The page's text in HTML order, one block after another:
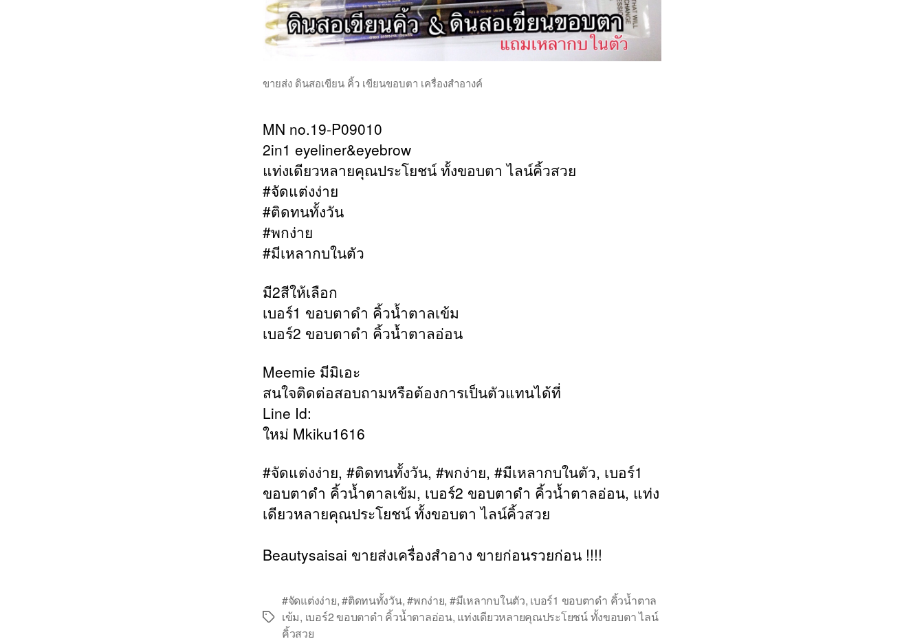
ขายส่ง ดินสอเขียน คิ้ว เขียนขอบตา เครื่องสำอางค์
MN no.19-P09010
2in1 eyeliner&eyebrow
แท่งเดียวหลายคุณประโยชน์ ทั้งขอบตา ไลน์คิ้วสวย
#จัดแต่งง่าย
#ติดทนทั้งวัน
#พกง่าย
#มีเหลากบในตัว
มี2สีให้เลือก
เบอร์1 ขอบตาดำ คิ้วน้ำตาลเข้ม
เบอร์2 ขอบตาดำ คิ้วน้ำตาลอ่อน
Meemie มีมิเอะ
สนใจติดต่อสอบถามหรือต้องการเป็นตัวแทนได้ที่
Line Id:
ใหม่ Mkiku1616
#จัดแต่งง่าย, #ติดทนทั้งวัน, #พกง่าย, #มีเหลากบในตัว, เบอร์1
ขอบตาดำ คิ้วน้ำตาลเข้ม, เบอร์2 ขอบตาดำ คิ้วน้ำตาลอ่อน, แท่ง
เดียวหลายคุณประโยชน์ ทั้งขอบตา ไลน์คิ้วสวย
Beautysaisai ขายส่งเครื่องสำอาง ขายก่อนรวยก่อน !!!!
Tags
#จัดแต่งง่าย,#ติดทนทั้งวัน,#พกง่าย, #มีเหลากบในตัว, เบอร์1 ขอบตาดำ คิ้วน้ำตาล
เข้ม, เบอร์2 ขอบตาดำ คิ้วน้ำตาลอ่อน, แท่งเดียวหลายคุณประโยชน์ ทั้งขอบตา ไลน์
คิ้วสวย